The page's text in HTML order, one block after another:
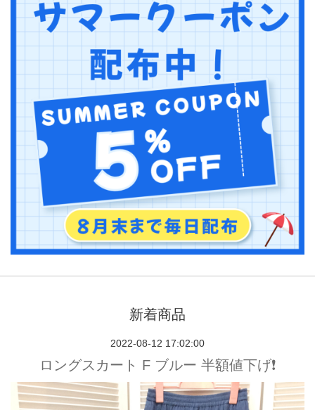
新着商品
2022-08-12 17:02:00
ロングスカート F ブルー 半額値下げ❗️